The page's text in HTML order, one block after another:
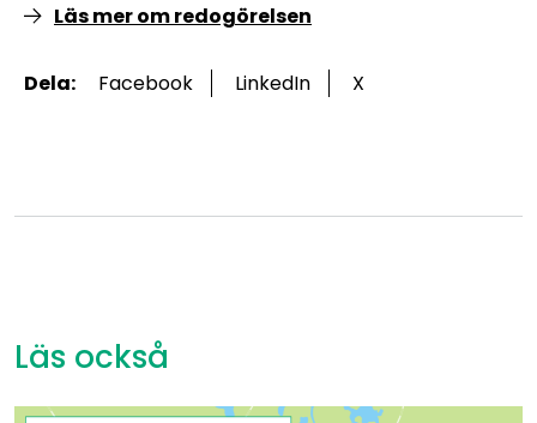
Läs mer om redogörelsen
Dela: Facebook LinkedIn X
Läs också